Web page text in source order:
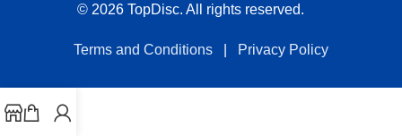
© 2026 TopDisc. All rights reserved.
Terms and Conditions Privacy Policy